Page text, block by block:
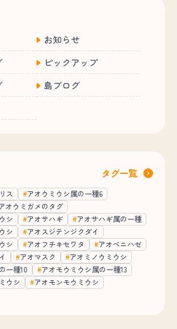
お知らせ
ピックアップ
島ブログ
タグ一覧
ス
アオウミウシ属の一種6
オウミガメのタグ
シ
アオサハギ
アオサハギ属の一種
シ
アオスジテンジクダイ
シ
アオフチキセワタ
アオベニハゼ
アオマスク
アオミノウミウシ
一種10
アオモウミウシ属の一種13
ウシ
アオモンモウミウシ